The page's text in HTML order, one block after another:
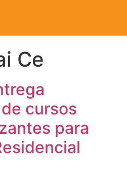
Ce
cursos
para